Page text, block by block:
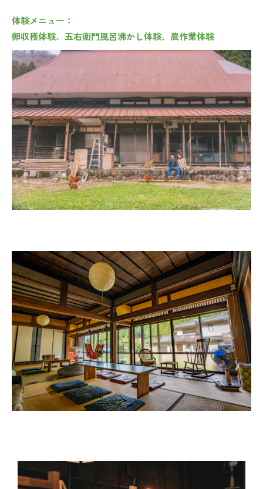
体験メニュー：
卵収穫体験、五右衛門風呂沸かし体験、農作業体験